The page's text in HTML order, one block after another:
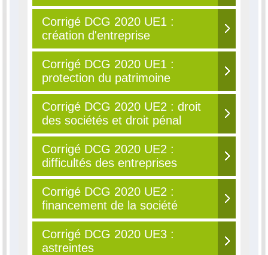
Corrigé DCG 2020 UE1 :
création d'entreprise
Corrigé DCG 2020 UE1 :
protection du patrimoine
Corrigé DCG 2020 UE2 : droit
des sociétés et droit pénal
Corrigé DCG 2020 UE2 :
difficultés des entreprises
Corrigé DCG 2020 UE2 :
financement de la société
Corrigé DCG 2020 UE3 :
astreintes